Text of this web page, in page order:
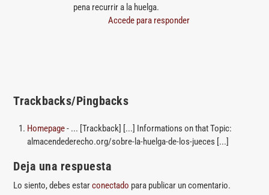
pena recurrir a la huelga.
Accede para responder
Trackbacks/Pingbacks
Homepage- ... [Trackback] [...] Informations on that Topic:
almacendederecho.org/sobre-la-huelga-de-los-jueces [...]
Deja una respuesta
Lo siento, debes estarconectado para publicar un comentario.